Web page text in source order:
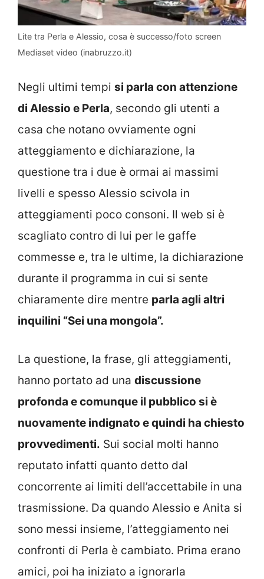
Lite tra Perla e Alessio, cosa è successo/foto screen
Mediaset video (inabruzzo.it)
Negli ultimi tempi si parla con attenzione
di Alessio e Perla, secondo gli utenti a
casa che notano ovviamente ogni
atteggiamento e dichiarazione, la
questione tra i due è ormai ai massimi
livelli e spesso Alessio scivola in
atteggiamenti poco consoni. Il web si è
scagliato contro di lui per le gaffe
commesse e, tra le ultime, la dichiarazione
durante il programma in cui si sente
chiaramente dire mentre parla agli altri
inquilini “Sei una mongola”.
La questione, la frase, gli atteggiamenti,
hanno portato ad una discussione
profonda e comunque il pubblico si è
nuovamente indignato e quindi ha chiesto
provvedimenti. Sui social molti hanno
reputato infatti quanto detto dal
concorrente ai limiti dell’accettabile in una
trasmissione. Da quando Alessio e Anita si
sono messi insieme, l’atteggiamento nei
confronti di Perla è cambiato. Prima erano
amici, poi ha iniziato a ignorarla